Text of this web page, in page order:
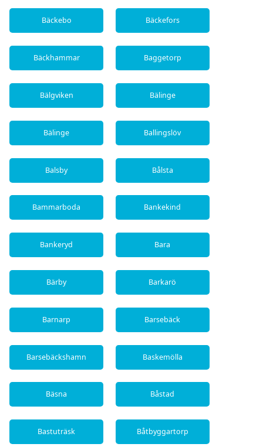
Bäckebo Bäckefors
Bäckhammar Baggetorp
Bälgviken Bälinge
Bälinge Ballingslöv
Balsby Bålsta
Bammarboda Bankekind
Bankeryd Bara
Bärby Barkarö
Barnarp Barsebäck
Barsebäckshamn Baskemölla
Bäsna Båstad
Bastuträsk Båtbyggartorp